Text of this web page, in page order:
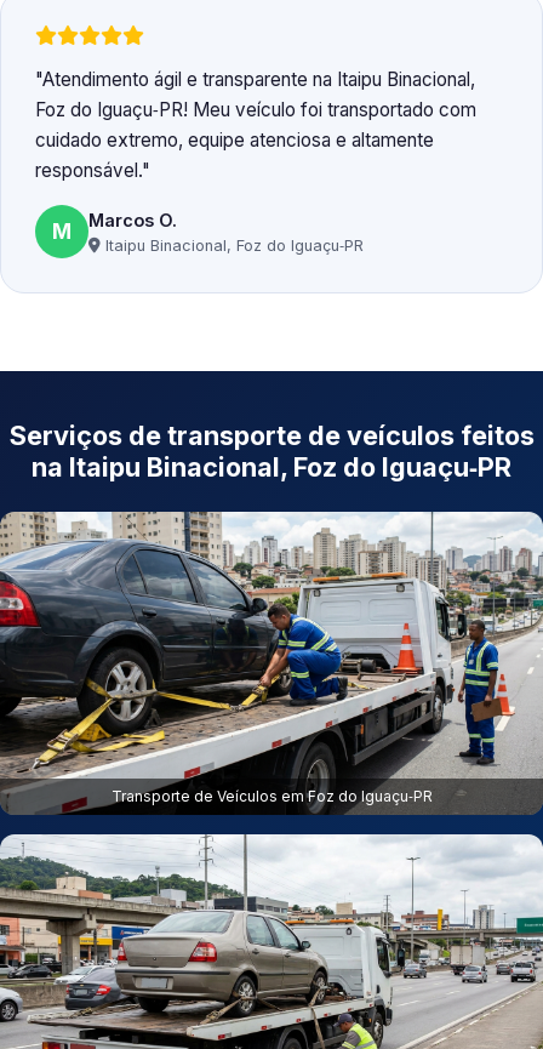
Atendimento ágil e transparente na Itaipu Binacional,
Foz do Iguaçu‑PR! Meu veículo foi transportado com
cuidado extremo, equipe atenciosa e altamente
responsável.
M Marcos O.
Itaipu Binacional, Foz do Iguaçu‑PR
Serviços de transporte de veículos feitos
na Itaipu Binacional, Foz do Iguaçu‑PR
Transporte de Veículos em Foz do Iguaçu‑PR